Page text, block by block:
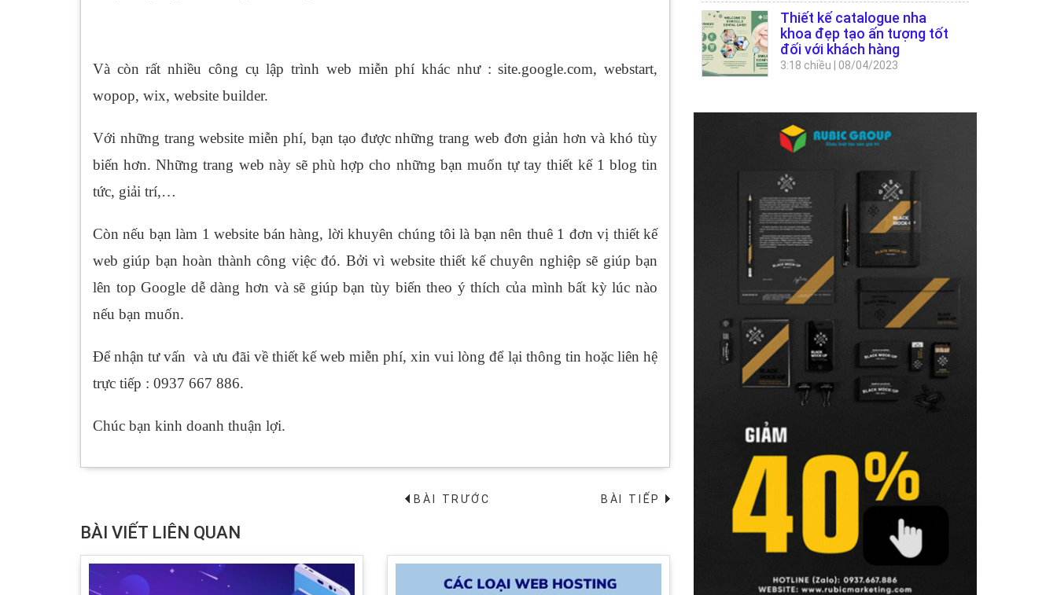
Và còn rất nhiều công cụ lập trình web miễn phí khác như : site.google.com, webstart,
wopop, wix, website builder.
Với những trang website miễn phí, bạn tạo được những trang web đơn giản hơn và khó tùy
biến hơn. Những trang web này sẽ phù hợp cho những bạn muốn tự tay thiết kế 1 blog tin
tức, giải trí,…
Còn nếu bạn làm 1 website bán hàng, lời khuyên chúng tôi là bạn nên thuê 1 đơn vị thiết kế
web giúp bạn hoàn thành công việc đó. Bởi vì website thiết kế chuyên nghiệp sẽ giúp bạn
lên top Google dễ dàng hơn và sẽ giúp bạn tùy biến theo ý thích của mình bất kỳ lúc nào
nếu bạn muốn.
Để nhận tư vấn và ưu đãi về thiết kế web miễn phí, xin vui lòng để lại thông tin hoặc liên hệ
trực tiếp : 0937 667 886.
Chúc bạn kinh doanh thuận lợi.
BÀI TRƯỚC BÀI TIẾP→
BÀI VIẾT LIÊN QUAN
Thiết kế catalogue nha
khoa đẹp tạo ấn tượng tốt
đối với khách hàng
3:18 chiều 08/04/2023